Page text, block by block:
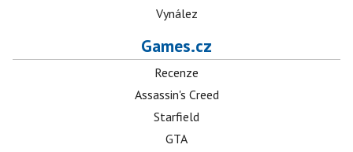
Vynález
Games.cz
Recenze
Assassin's Creed
Starfield
GTA